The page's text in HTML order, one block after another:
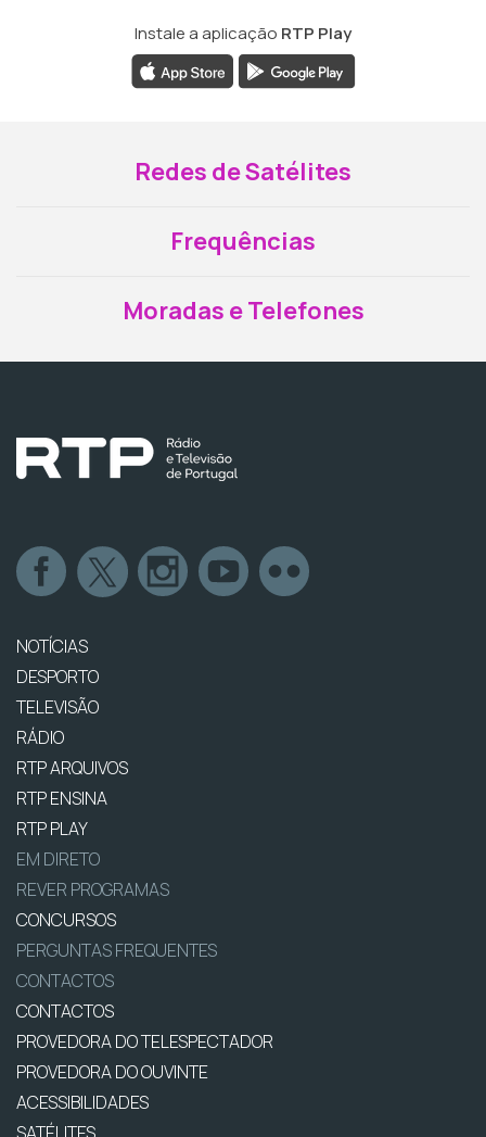
Instale a aplicação RTP Play
Redes de Satélites
Frequências
Moradas e Telefones
NOTÍCIAS
DESPORTO
TELEVISÃO
RÁDIO
RTP ARQUIVOS
RTP ENSINA
RTP PLAY
EM DIRETO
REVER PROGRAMAS
CONCURSOS
PERGUNTAS FREQUENTES
CONTACTOS
CONTACTOS
PROVEDORA DO TELESPECTADOR
PROVEDORA DO OUVINTE
ACESSIBILIDADES